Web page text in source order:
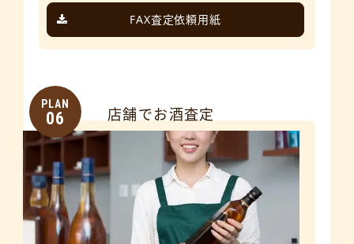
FAX査定依頼用紙
PLAN
06 店舗でお酒査定